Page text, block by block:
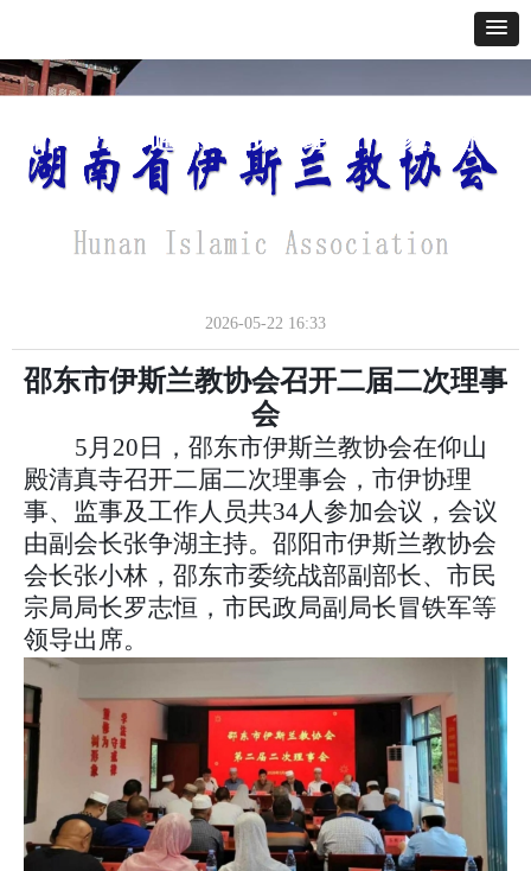
网站首页 通讯报道 政策法规 经典教义 寺貌风采
邵东市伊斯兰教协会召开第二届二次理事会
2026-05-22 16:33
邵东市伊斯兰教协会召开二届二次理事
会
5月20日，邵东市伊斯兰教协会在仰山
殿清真寺召开二届二次理事会，市伊协理
事、监事及工作人员共34人参加会议，会议
由副会长张争湖主持。邵阳市伊斯兰教协会
会长张小林，邵东市委统战部副部长、市民
宗局局长罗志恒，市民政局副局长冒铁军等
领导出席。